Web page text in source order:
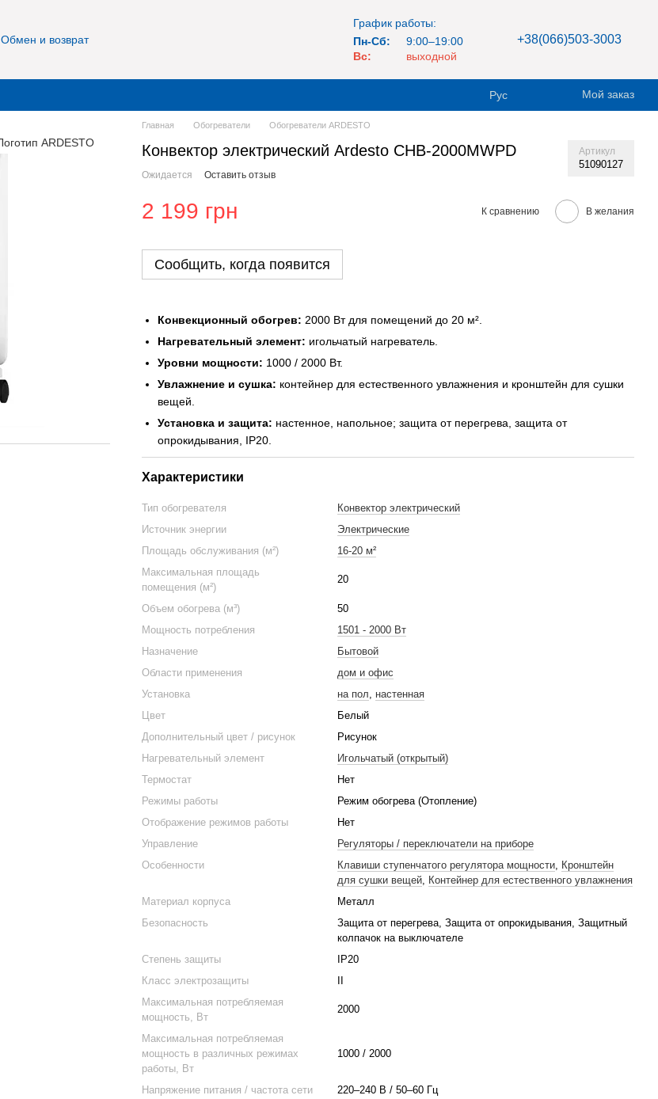
Обмен и возврат
График работы:
Пн-Сб:
9:00–19:00
Вс:
выходной
+38(066)503-3003
Рус Мой заказ
Главная Обогреватели Обогреватели ARDESTO
Конвектор электрический Ardesto CHB-2000MWPD Артикул
51090127
Ожидается Оставить отзыв
2 199 грн К сравнению В желания
Сообщить, когда появится
Конвекционный обогрев: 2000 Вт для помещений до 20 м².
Нагревательный элемент: игольчатый нагреватель.
Уровни мощности: 1000 / 2000 Вт.
Увлажнение и сушка: контейнер для естественного увлажнения и кронштейн для сушки
вещей.
Установка и защита: настенное, напольное; защита от перегрева, защита от
опрокидывания, IP20.
Характеристики
Тип обогревателя
Конвектор электрический
Источник энергии
Электрические
Площадь обслуживания (м²)
16-20 м²
Максимальная площадь
помещения (м²)
20
Объем обогрева (м³)
50
Мощность потребления
1501 - 2000 Вт
Назначение
Бытовой
Области применения
дом и офис
Установка
на пол, настенная
Цвет
Белый
Дополнительный цвет / рисунок
Рисунок
Нагревательный элемент
Игольчатый (открытый)
Термостат
Нет
Режимы работы
Режим обогрева (Отопление)
Отображение режимов работы
Нет
Управление
Регуляторы / переключатели на приборе
Особенности
Клавиши ступенчатого регулятора мощности, Кронштейн
для сушки вещей, Контейнер для естественного увлажнения
Материал корпуса
Металл
Безопасность
Защита от перегрева, Защита от опрокидывания, Защитный
колпачок на выключателе
Степень защиты
IP20
Класс электрозащиты
Максимальная потребляемая
мощность, Вт
2000
Максимальная потребляемая
мощность в различных режимах
работы, Вт
1000 / 2000
Напряжение питания / частота сети
220–240 В / 50–60 Гц